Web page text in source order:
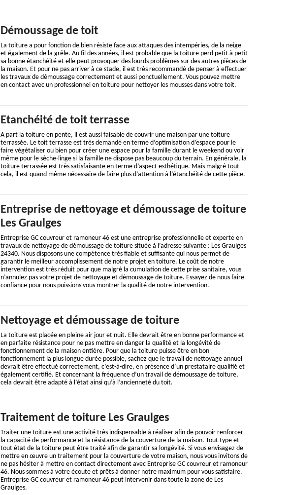
Démoussage de toit
La toiture a pour fonction de bien résiste face aux attaques des intempéries, de la neige
et également de la grêle. Au fil des années, il est probable que la toiture perd petit à petit
sa bonne étanchéité et elle peut provoquer des lourds problèmes sur des autres pièces de
la maison. Et pour ne pas arriver à ce stade, il est très recommandé de penser à effectuer
les travaux de démoussage correctement et aussi ponctuellement. Vous pouvez mettre
en contact avec un professionnel en toiture pour nettoyer les mousses dans votre toit.
Etanchéité de toit terrasse
A part la toiture en pente, il est aussi faisable de couvrir une maison par une toiture
terrassée. Le toit terrasse est très demandé en terme d’optimisation d’espace pour le
faire végétaliser ou bien pour créer une espace pour la famille durant le weekend ou voir
même pour le sèche-linge si la famille ne dispose pas beaucoup du terrain. En générale, la
toiture terrassée est très satisfaisante en terme d’aspect esthétique. Mais malgré tout
cela, il est quand même nécessaire de faire plus d’attention à l’étanchéité de cette pièce.
Entreprise de nettoyage et démoussage de toiture
Les Graulges
Entreprise GC couvreur et ramoneur 46 est une entreprise professionnelle et experte en
travaux de nettoyage de démoussage de toiture située à l’adresse suivante : Les Graulges
24340. Nous disposons une compétence très fiable et suffisante qui nous permet de
garantir le meilleur accomplissement de notre projet en toiture. Le coût de notre
intervention est très réduit pour que malgré la cumulation de cette prise sanitaire, vous
n’annulez pas votre projet de nettoyage et démoussage de toiture. Essayez de nous faire
confiance pour nous puissions vous montrer la qualité de notre intervention.
Nettoyage et démoussage de toiture
La toiture est placée en pleine air jour et nuit. Elle devrait être en bonne performance et
en parfaite résistance pour ne pas mettre en danger la qualité et la longévité de
fonctionnement de la maison entière. Pour que la toiture puisse être en bon
fonctionnement la plus longue durée possible, sachez que le travail de nettoyage annuel
devrait être effectué correctement, c’est-à-dire, en présence d’un prestataire qualifié et
également certifié. Et concernant la fréquence d’un travail de démoussage de toiture,
cela devrait être adapté à l’état ainsi qu’à l’ancienneté du toit.
Traitement de toiture Les Graulges
Traiter une toiture est une activité très indispensable à réaliser afin de pouvoir renforcer
la capacité de performance et la résistance de la couverture de la maison. Tout type et
tout état de la toiture peut être traité afin de garantir sa longévité. Si vous envisagez de
mettre en œuvre un traitement pour la couverture de votre maison, nous vous invitons de
ne pas hésiter à mettre en contact directement avec Entreprise GC couvreur et ramoneur
46. Nous sommes à votre écoute et prêts à donner notre maximum pour vous satisfaire.
Entreprise GC couvreur et ramoneur 46 peut intervenir dans toute la zone de Les
Graulges.